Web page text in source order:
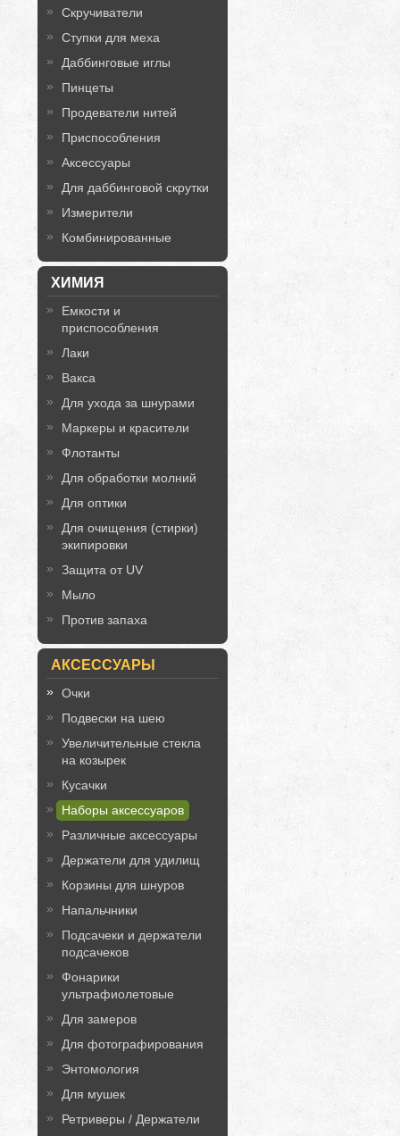
Скручиватели
Ступки для меха
Даббинговые иглы
Пинцеты
Продеватели нитей
Приспособления
Аксессуары
Для даббинговой скрутки
Измерители
Комбинированные
ХИМИЯ
Емкости и
приспособления
Лаки
Вакса
Для ухода за шнурами
Маркеры и красители
Флотанты
Для обработки молний
Для оптики
Для очищения (стирки)
экипировки
Защита от UV
Мыло
Против запаха
АКСЕССУАРЫ
Очки
Подвески на шею
Увеличительные стекла
на козырек
Кусачки
Наборы аксессуаров
Различные аксессуары
Держатели для удилищ
Корзины для шнуров
Напальчники
Подсачеки и держатели
подсачеков
Фонарики
ультрафиолетовые
Для замеров
Для фотографирования
Энтомология
Для мушек
Ретриверы / Держатели